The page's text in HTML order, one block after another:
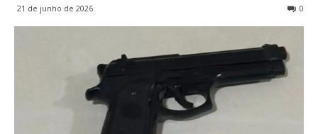
21 de junho de 2026 0